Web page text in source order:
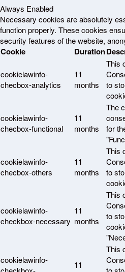
Always Enabled
Necessary cookies are absolutely
function properly. These cookies
security features of the website,
Cookie Duration
cookielawinfo-
checbox-analytics
11
months
This
to
cookielawinfo-
checbox-functional
11
months
The
for
cookielawinfo-
checbox-others
11
months
This
to
cookielawinfo-
checkbox-necessary
11
months
This
to
cookielawinfo-
11
This